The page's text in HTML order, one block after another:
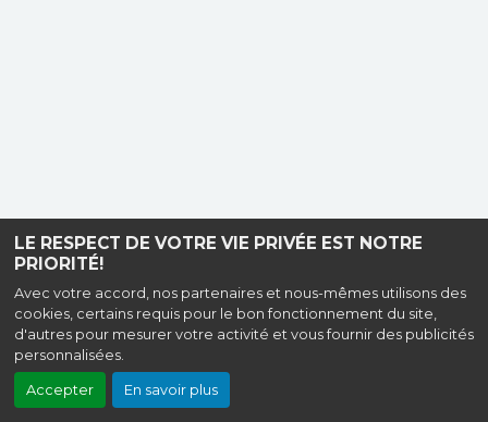
LE RESPECT DE VOTRE VIE PRIVÉE EST NOTRE
PRIORITÉ!
Avec votre accord, nos partenaires et nous-mêmes utilisons des
cookies, certains requis pour le bon fonctionnement du site,
d'autres pour mesurer votre activité et vous fournir des publicités
personnalisées.
Accepter En savoir plus